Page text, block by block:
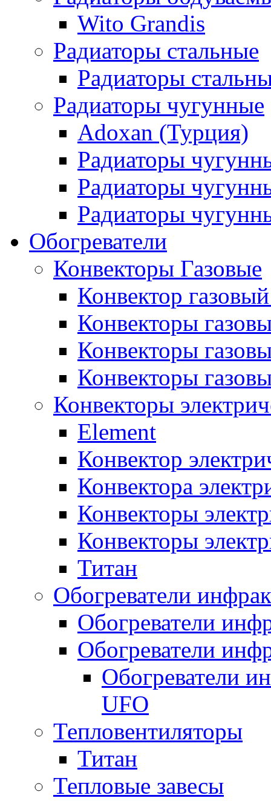
Wito Grandis
Радиаторы стальные
Радиаторы
Радиаторы чугунные
Adoxan (Турция)
Радиаторы
Радиаторы
Радиаторы
Обогреватели
Конвекторы Газовые
Конвектор
Конвекторы
Конвекторы
Конвекторы
Конвекторы
Element
Конвектор
Конвектора
Конвекторы
Конвекторы
Титан
Обогреватели
Обогреватели
Обогреватели
Обогреватели
UFO
Тепловентиляторы
Титан
Тепловые завесы